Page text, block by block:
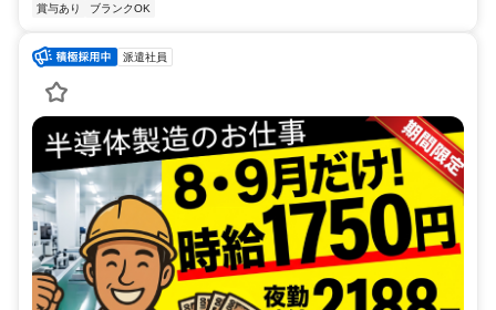
賞与あり
ブランクOK
派遣社員